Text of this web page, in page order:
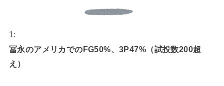
1:
冨永のアメリカでのFG50%、3P47%（試投数200超
え）